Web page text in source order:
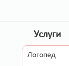
Услуги
Логопед